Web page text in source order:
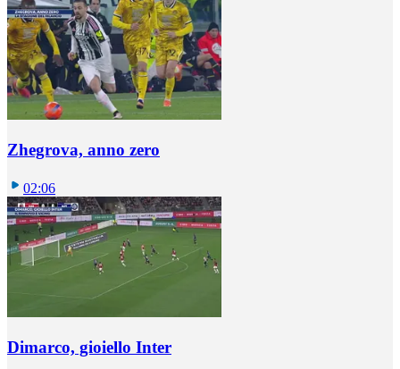
Zhegrova, anno zero
02:06
Dimarco, gioiello Inter